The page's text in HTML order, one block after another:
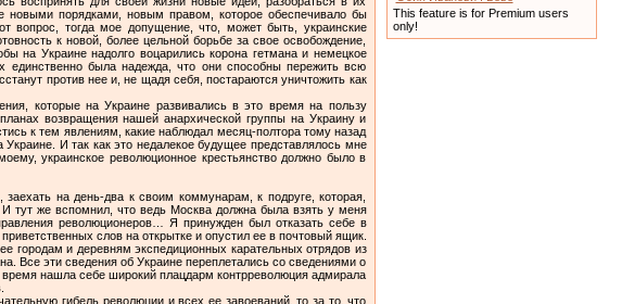
новыми порядками, новым правом, которое обеспечивало бы
вопрос, тогда мое допущение, что, может быть, украинские
к новой, более цельной борьбе за свое освобождение,
на Украине надолго воцарились корона гетмана и немецкое
единственно была надежда, что они способны пережить всю
против нее и, не щадя себя, постараются уничтожить как
которые на Украине развивались в это время на пользу
возвращения нашей анархической группы на Украину и
к тем явлениям, какие наблюдал месяц-полтора тому назад
И так как это недалекое будущее представлялось мне
украинское революционное крестьянство должно было в
на день-два к своим коммунарам, к подруге, которая,
же вспомнил, что ведь Москва должна была взять у меня
революционеров… Я принужден был отказать себе в
слов на открытке и опустил ее в почтовый ящик.
городам и деревням экспедиционных карательных отрядов из
Все эти сведения об Украине переплетались со сведениями о
нашла себе широкий плацдарм контрреволюция адмирала
гибель революции и всех ее завоеваний, то за то, что
This feature is for Premium users
only!